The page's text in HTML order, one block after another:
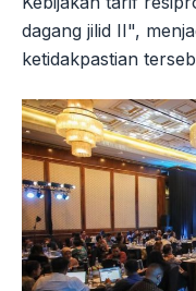
dagang jilid II",
ketidakpastian